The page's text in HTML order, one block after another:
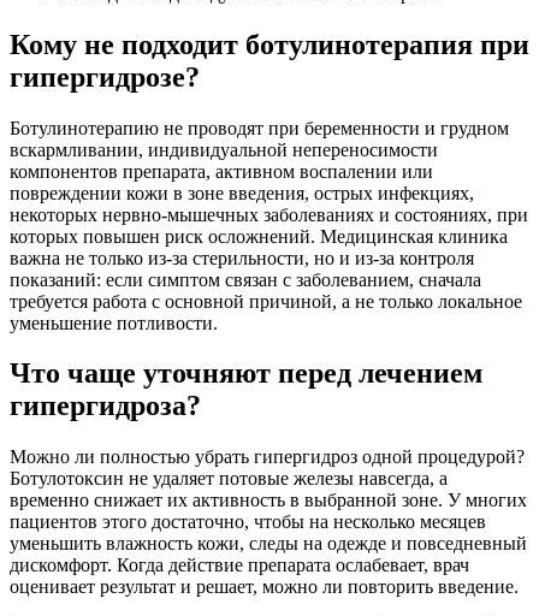
Кому не подходит ботулинотерапия при
гипергидрозе?
Ботулинотерапию не проводят при беременности и грудном
вскармливании, индивидуальной непереносимости
компонентов препарата, активном воспалении или
повреждении кожи в зоне введения, острых инфекциях,
некоторых нервно-мышечных заболеваниях и состояниях, при
которых повышен риск осложнений. Медицинская клиника
важна не только из-за стерильности, но и из-за контроля
показаний: если симптом связан с заболеванием, сначала
требуется работа с основной причиной, а не только локальное
уменьшение потливости.
Что чаще уточняют перед лечением
гипергидроза?
Можно ли полностью убрать гипергидроз одной процедурой?
Ботулотоксин не удаляет потовые железы навсегда, а
временно снижает их активность в выбранной зоне. У многих
пациентов этого достаточно, чтобы на несколько месяцев
уменьшить влажность кожи, следы на одежде и повседневный
дискомфорт. Когда действие препарата ослабевает, врач
оценивает результат и решает, можно ли повторить введение.